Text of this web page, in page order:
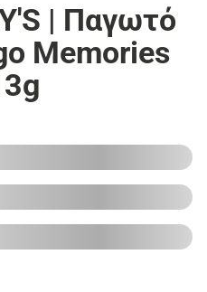
| Παγωτό
Memories